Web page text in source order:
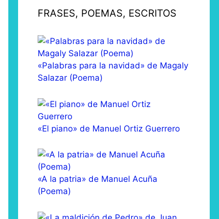
FRASES, POEMAS, ESCRITOS
«Palabras para la navidad» de Magaly
Salazar (Poema)
«El piano» de Manuel Ortiz Guerrero
«A la patria» de Manuel Acuña
(Poema)